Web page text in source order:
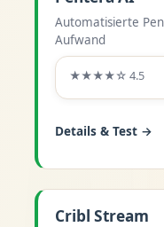
Automatisierte
Aufwand
★★★★☆ 4.5
Details & Test →
Cribl Stream